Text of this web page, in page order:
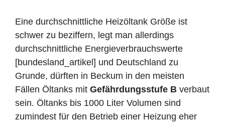
Eine durchschnittliche Heizöltank Größe ist
schwer zu beziffern, legt man allerdings
durchschnittliche Energieverbrauchswerte
[bundesland_artikel] und Deutschland zu
Grunde, dürften in Beckum in den meisten
Fällen Öltanks mit Gefährdungsstufe B verbaut
sein. Öltanks bis 1000 Liter Volumen sind
zumindest für den Betrieb einer Heizung eher